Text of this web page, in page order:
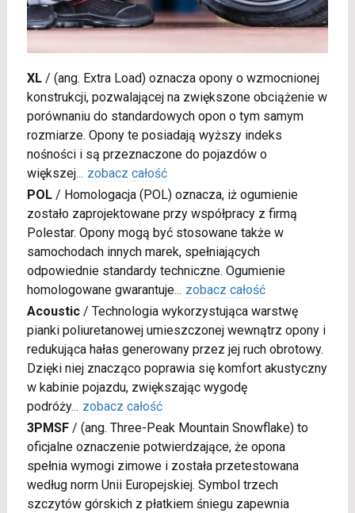
XL/ (ang. Extra Load) oznacza opony o wzmocnionej
konstrukcji, pozwalającej na zwiększone obciążenie w
porównaniu do standardowych opon o tym samym
rozmiarze. Opony te posiadają wyższy indeks
nośności i są przeznaczone do pojazdów o
większej... zobacz całość
POL/ Homologacja (POL) oznacza, iż ogumienie
zostało zaprojektowane przy współpracy z firmą
Polestar. Opony mogą być stosowane także w
samochodach innych marek, spełniających
odpowiednie standardy techniczne. Ogumienie
homologowane gwarantuje... zobacz całość
Acoustic/ Technologia wykorzystująca warstwę
pianki poliuretanowej umieszczonej wewnątrz opony i
redukująca hałas generowany przez jej ruch obrotowy.
Dzięki niej znacząco poprawia się komfort akustyczny
w kabinie pojazdu, zwiększając wygodę
podróży... zobacz całość
3PMSF/ (ang. Three-Peak Mountain Snowflake) to
oficjalne oznaczenie potwierdzające, że opona
spełnia wymogi zimowe i została przetestowana
według norm Unii Europejskiej. Symbol trzech
szczytów górskich z płatkiem śniegu zapewnia